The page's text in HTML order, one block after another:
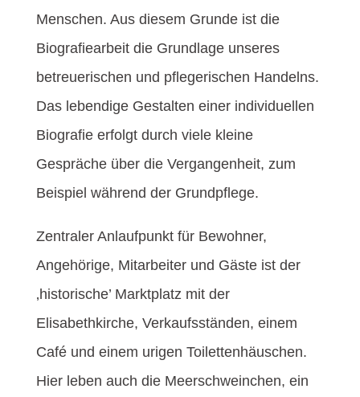
Menschen. Aus diesem Grunde ist die
Biografiearbeit die Grundlage unseres
betreuerischen und pflegerischen Handelns.
Das lebendige Gestalten einer individuellen
Biografie erfolgt durch viele kleine
Gespräche über die Vergangenheit, zum
Beispiel während der Grundpflege.
Zentraler Anlaufpunkt für Bewohner,
Angehörige, Mitarbeiter und Gäste ist der
‚historische’ Marktplatz mit der
Elisabethkirche, Verkaufsständen, einem
Café und einem urigen Toilettenhäuschen.
Hier leben auch die Meerschweinchen, ein